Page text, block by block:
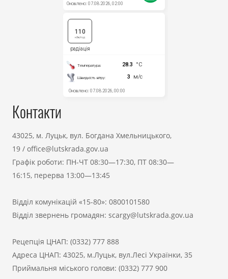
Контакти
43025, м. Луцьк, вул. Богдана Хмельницького,
19 / office@lutskrada.gov.ua
Графік роботи: ПН-ЧТ 08:30—17:30, ПТ 08:30—
16:15, перерва 13:00—13:45
Відділ комунікацій «15-80»: 0800101580
Відділ звернень громадян: scargy@lutskrada.gov.ua
Рецепція ЦНАП: (0332) 777 888
Адреса ЦНАП: 43025, м.Луцьк, вул.Лесі Українки, 35
Приймальня міського голови: (0332) 777 900